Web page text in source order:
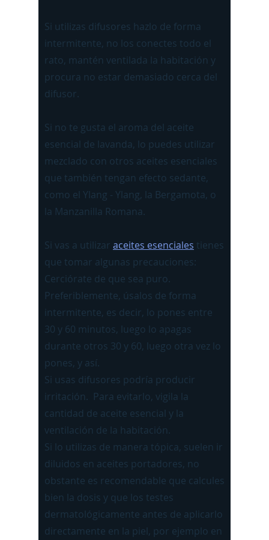
Si utilizas difusores hazlo de forma
intermitente, no los conectes todo el
rato, mantén ventilada la habitación y
procura no estar demasiado cerca del
difusor.
Si no te gusta el aroma del aceite
esencial de lavanda, lo puedes utilizar
mezclado con otros aceites esenciales
que también tengan efecto sedante,
como el Ylang - Ylang, la Bergamota, o
la Manzanilla Romana.
Si vas a utilizar aceites esenciales tienes
que tomar algunas precauciones:
Cerciórate de que sea puro.
Preferiblemente, úsalos de forma
intermitente, es decir, lo pones entre
30 y 60 minutos, luego lo apagas
durante otros 30 y 60, luego otra vez lo
pones, y así.
Si usas difusores podría producir
irritación. Para evitarlo, vigila la
cantidad de aceite esencial y la
ventilación de la habitación.
Si lo utilizas de manera tópica, suelen ir
diluidos en aceites portadores, no
obstante es recomendable que calcules
bien la dosis y que los testes
dermatológicamente antes de aplicarlo
directamente en la piel, por ejemplo en